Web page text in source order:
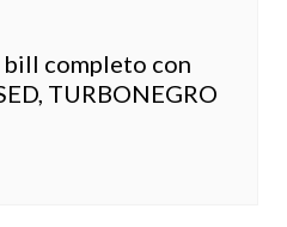
bill completo con
TURBONEGRO